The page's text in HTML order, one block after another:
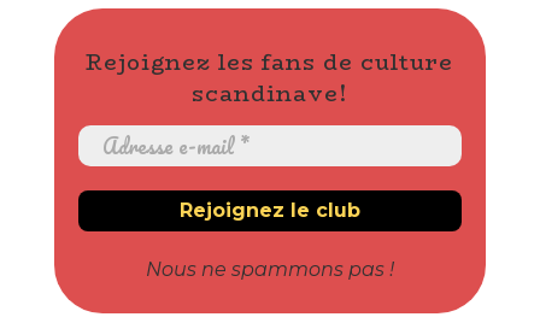
Rejoignez les fans de culture
scandinave!
Nous ne spammons pas !